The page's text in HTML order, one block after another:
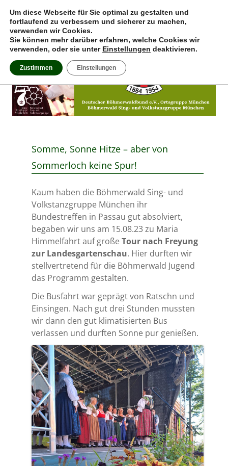
MENU
Böhmerwald Sing- und
Volkstanzgruppe München
Deutscher Böhmerwaldbund e.V., Ortsgruppe München
Somme, Sonne Hitze – aber von
Sommerloch keine Spur!
Kaum haben die Böhmerwald Sing- und
Volkstanzgruppe München ihr
Bundestreffen in Passau gut absolviert,
begaben wir uns am 15.08.23 zu Maria
Himmelfahrt auf großeTour nach Freyung
zur Landesgartenschau. Hier durften wir
stellvertretend für die Böhmerwald Jugend
das Programm gestalten.
Die Busfahrt war geprägt von Ratschn und
Einsingen. Nach gut drei Stunden mussten
wir dann den gut klimatisierten Bus
verlassen und durften Sonne pur genießen.
Um diese Webseite für Sie optimal zu gestalten und
fortlaufend zu verbessern und sicherer zu machen,
verwenden wir Cookies.
Sie können mehr darüber erfahren, welche Cookies wir
verwenden, oder sie unter Einstellungen deaktivieren.
Zustimmen Einstellungen